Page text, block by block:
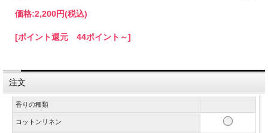
価格:2,200円(税込)
[ポイント還元 44ポイント～]
注文
香りの種類
コットンリネン